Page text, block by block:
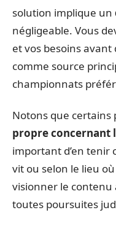
solution implique un
négligeable. Vous
et vos besoins avant
comme source
championnats
Notons que certains
propre concernant
important d’en tenir
vit ou selon le lieu
visionner le contenu
toutes poursuites